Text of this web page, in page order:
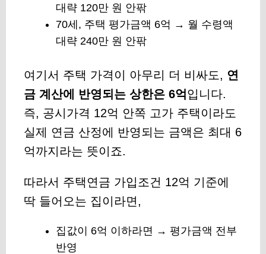
대략 120만 원 안팎
70세, 주택 평가금액 6억 → 월 수령액
대략 240만 원 안팎
여기서 주택 가격이 아무리 더 비싸도, 연
금 계산에 반영되는 상한은 6억입니다.
즉, 공시가격 12억 안쪽 고가 주택이라도
실제 연금 산정에 반영되는 금액은 최대 6
억까지라는 뜻이죠.
따라서 주택연금 가입조건 12억 기준에
딱 들어오는 집이라면,
집값이 6억 이하라면 → 평가금액 전부
반영